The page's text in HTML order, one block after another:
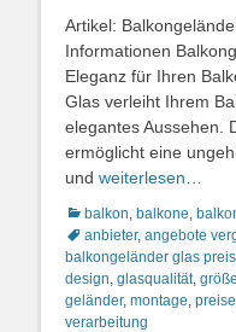
Artikel:
Informationen
Eleganz für Ihren
Glas verleiht Ihrem
elegantes Aussehen.
ermöglicht eine
und weiterlesen…
Kategorien
balkon balkone
anbieter, angebote
balkongeländer glas preis
design glasqualität, größe
geländer, montage preise
verarbeitung